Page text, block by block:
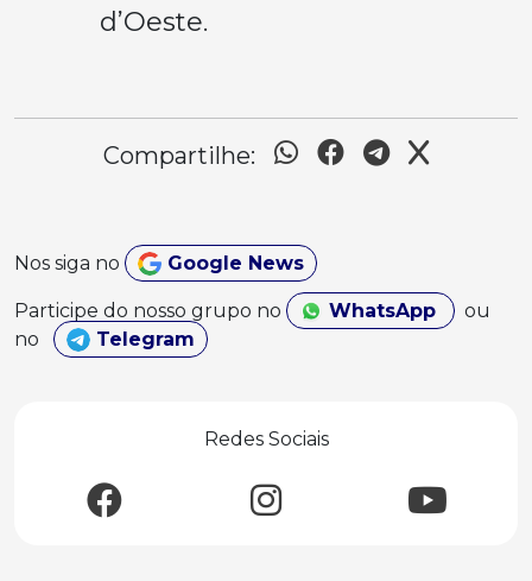
d’Oeste.
Compartilhe:
Nos siga no Google News
Participe do nosso grupo no WhatsApp
ou
no
Telegram
Redes Sociais